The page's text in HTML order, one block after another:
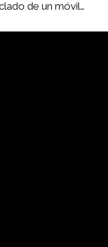
de un móvil…